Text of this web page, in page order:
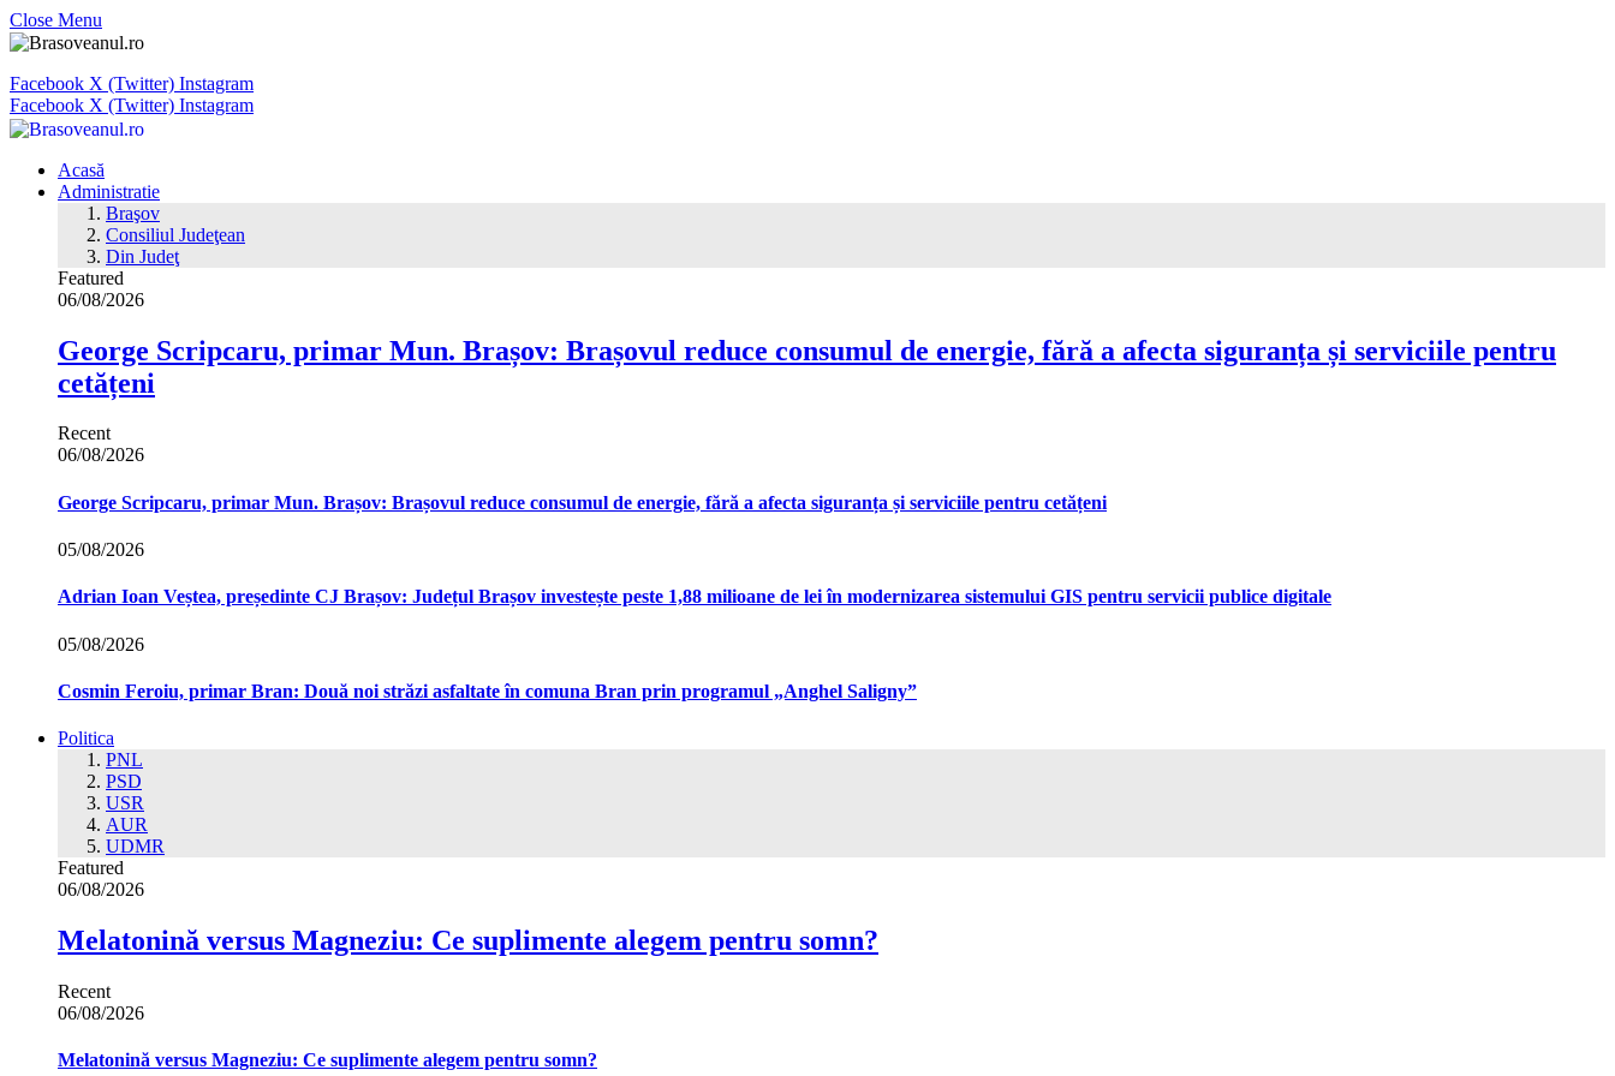
Close Menu
Facebook X (Twitter) Instagram
Facebook X (Twitter) Instagram
Acasă
Administratie
Braşov
Consiliul Judeţean
Din Judeţ
Featured
06/08/2026
George Scripcaru, primar Mun. Brașov: Brașovul reduce consumul de energie, fără a afecta siguranța și serviciile pentru
cetățeni
Recent
06/08/2026
George Scripcaru, primar Mun. Brașov: Brașovul reduce consumul de energie, fără a afecta siguranța și serviciile pentru cetățeni
05/08/2026
Adrian Ioan Veștea, președinte CJ Brașov: Județul Brașov investește peste 1,88 milioane de lei în modernizarea sistemului GIS pentru servicii publice digitale
05/08/2026
Cosmin Feroiu, primar Bran: Două noi străzi asfaltate în comuna Bran prin programul „Anghel Saligny”
Politica
PNL
PSD
USR
AUR
UDMR
Featured
06/08/2026
Melatonină versus Magneziu: Ce suplimente alegem pentru somn?
Recent
06/08/2026
Melatonină versus Magneziu: Ce suplimente alegem pentru somn?